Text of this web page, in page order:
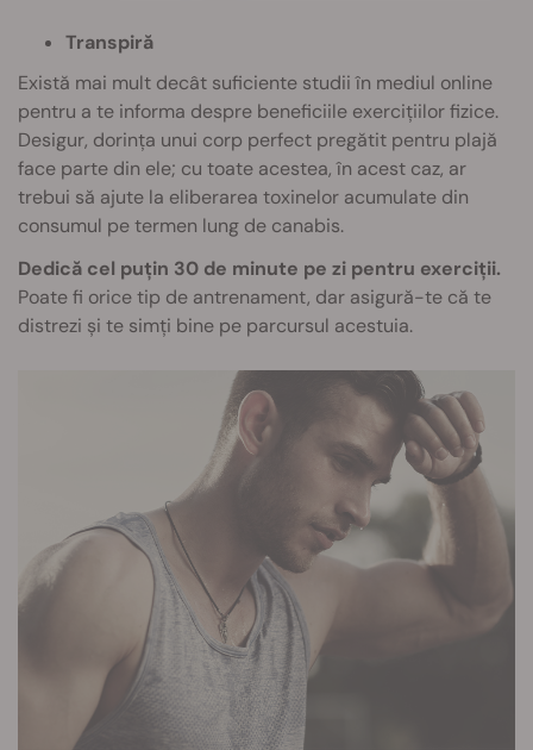
Transpiră
Există mai mult decât suficiente studii în mediul online
pentru a te informa despre beneficiile exercițiilor fizice.
Desigur, dorința unui corp perfect pregătit pentru plajă
face parte din ele; cu toate acestea, în acest caz, ar
trebui să ajute la eliberarea toxinelor acumulate din
consumul pe termen lung de canabis.
Dedică cel puțin 30 de minute pe zi pentru exerciții.
Poate fi orice tip de antrenament, dar asigură-te că te
distrezi și te simți bine pe parcursul acestuia.